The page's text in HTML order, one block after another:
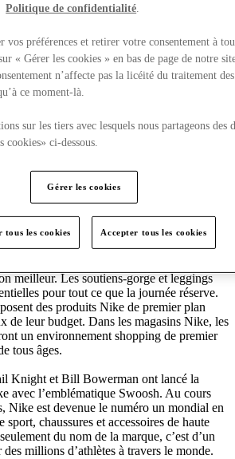
meilleur. Les soutiens-gorge et leggings
pour tout ce que la journée réserve.
des produits Nike de premier plan
de leur budget. Dans les magasins Nike, les
un environnement shopping de premier
tous âges.
Knight et Bill Bowerman ont lancé la
avec l’emblématique Swoosh. Au cours
Nike est devenue le numéro un mondial en
sport, chaussures et accessoires de haute
du nom de la marque, c’est d’un
des millions d’athlètes à travers le monde.
Politique de confidentialité.
vos préférences et retirer votre consentement à
« Gérer les cookies » en bas de page de notre
n’affecte pas la licéité du traitement des
ce moment-là.
sur les tiers avec lesquels nous partageons des
cookies» ci-dessous.
Gérer les cookies
tous les cookies Accepter tous les cookies